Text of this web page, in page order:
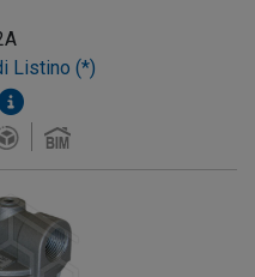
Listino (*)